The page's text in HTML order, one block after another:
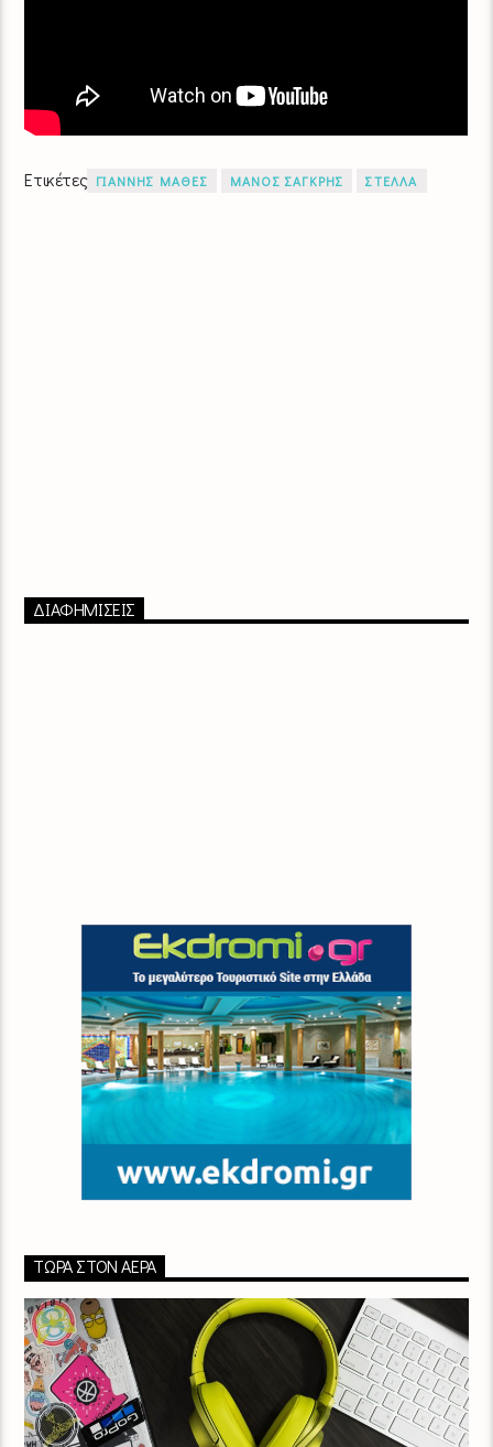
Ετικέτες ΓΙΑΝΝΗΣ ΜΑΘΕΣ ΜΑΝΟΣ ΣΑΓΚΡΗΣ ΣΤΕΛΛΑ
ΔΙΑΦΗΜΙΣΕΙΣ
ΤΏΡΑ ΣΤΟΝ ΑΈΡΑ